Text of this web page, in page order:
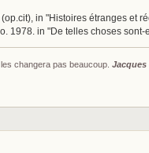
in "Histoires étranges et
in "De telles choses
changera pas beaucoup. Jacques